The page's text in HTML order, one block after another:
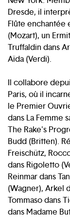
Dresde, il
Flûte enchantée
(Mozart), un
Truffaldin dans
Aïda (Verdi).
Il collabore
Paris, où il
le Premier
dans La Femme
The Rake's
Budd (Britten).
Freischütz,
dans Rigoletto
Reinmar dans
(Wagner), Arkel
Tommaso dans
dans Madame